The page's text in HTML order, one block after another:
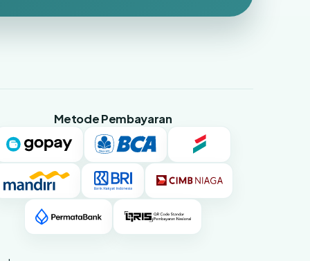
Metode Pembayaran